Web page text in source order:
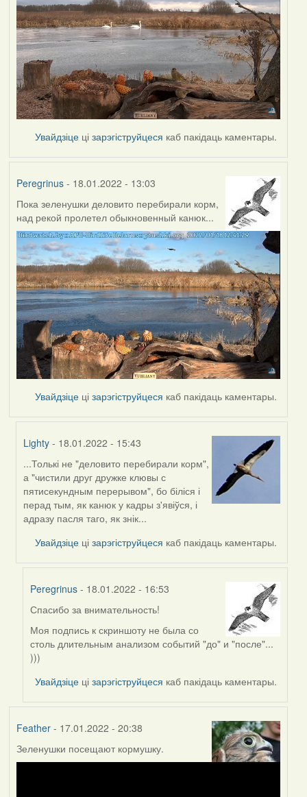
Увайдзіце цізарэгіструйцеся каб пакідаць каментары.
Peregrinus- 18.01.2022 - 13:03
Пока зеленушки деловито перебирали корм,
над рекой пролетел обыкновенный канюк...
Увайдзіце цізарэгіструйцеся каб пакідаць каментары.
Lighty - 18.01.2022 - 15:43
In
reply
to
by
Peregrinus
...Толькі не "деловито перебирали корм",
а "чистили друг дружке клювы с
пятисекундным перерывом", бо біліся і
перад тым, як канюк у кадры з'явіўся, і
адразу пасля таго, як знік...
Увайдзіце цізарэгіструйцеся каб пакідаць каментары.
Peregrinus - 18.01.2022 - 16:53
In
reply
to
by
Спасибо за внимательность!
Моя подпись к скриншоту не была со
столь длительным анализом событий "до" и "после"...
)))
Увайдзіце цізарэгіструйцеся каб пакідаць каментары.
Feather- 17.01.2022 - 20:38
Зеленушки посещают кормушку.